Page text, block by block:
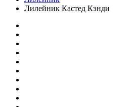
Лилейник Кастед Кэнди